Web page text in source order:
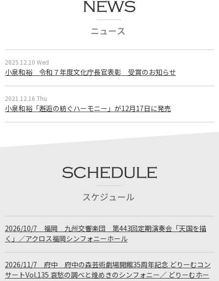
2025.12.10 Wed
小泉和裕 令和７年度文化庁長官表彰 受賞のお知らせ
2021.12.16 Thu
小泉和裕「邂逅の紡ぐハーモニー」が12月17日に発売
2026/10/7 福岡 九州交響楽団 第443回定期演奏会「天国を描
く」／アクロス福岡シンフォニーホール
2026/11/7 府中 府中の森芸術劇場開館35周年記念 どりーむコン
サートVol.135 哀愁の調べと煌めきのシンフォニー／ どりーむホー